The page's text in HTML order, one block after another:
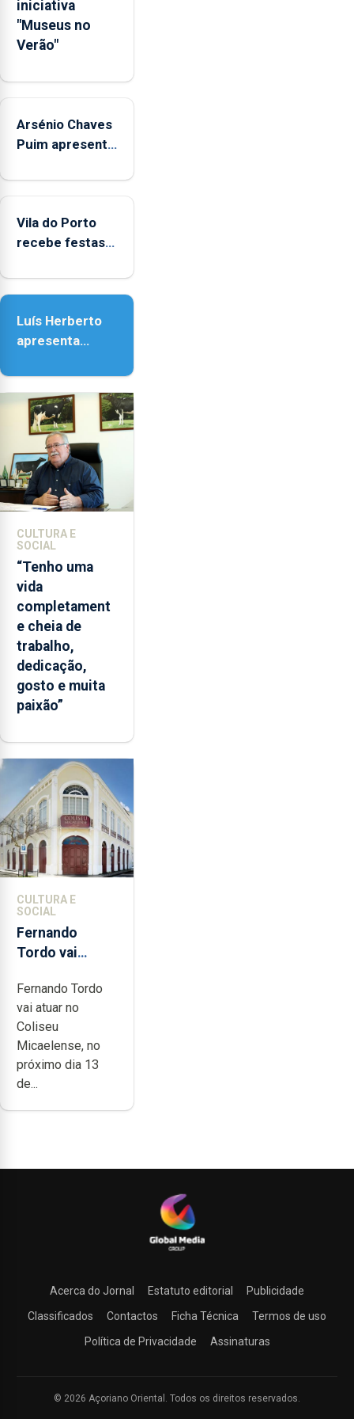
das
crianças
iniciativa
"Museus no
Verão"
Arsénio Chaves
Puim apresenta
Biblioteca de
Vila do Porto
recebe festas
Nossa Senhora
Luís Herberto
apresenta
Paisagem’
CULTURA E
SOCIAL
“Tenho uma
vida
completament
e cheia de
trabalho,
dedicação,
gosto e muita
paixão”
CULTURA E
SOCIAL
Fernando
Tordo vai
anos de
carreira no
Coliseu
Micaelense
Fernando Tordo
vai atuar no
Coliseu
Micaelense, no
próximo dia 13
de...
Acerca do Jornal Estatuto editorial
Publicidade
Classificados
Contactos Ficha Técnica
Termos de uso
Política de Privacidade
Assinaturas
© 2026 Açoriano Oriental. Todos os direitos reservados.